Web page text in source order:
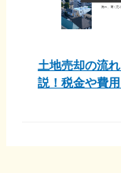
土地売却の流
説！税金や費